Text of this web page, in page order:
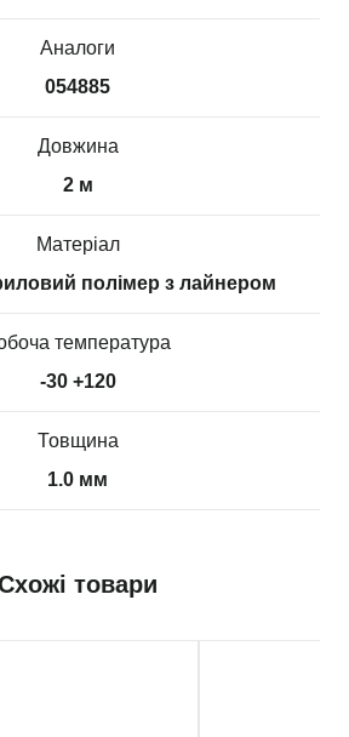
Аналоги
054885
Довжина
2 м
Матеріал
полімер з лайнером
температура
-30 +120
Товщина
1.0 мм
товари